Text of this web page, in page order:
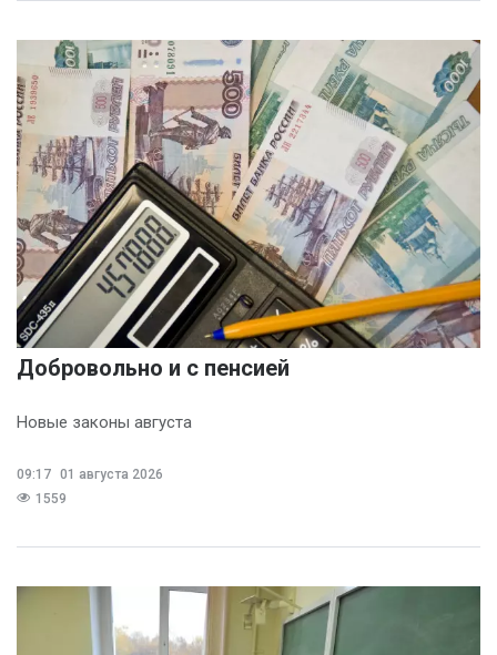
Добровольно и с пенсией
Новые законы августа
09:17 01 августа 2026
1559